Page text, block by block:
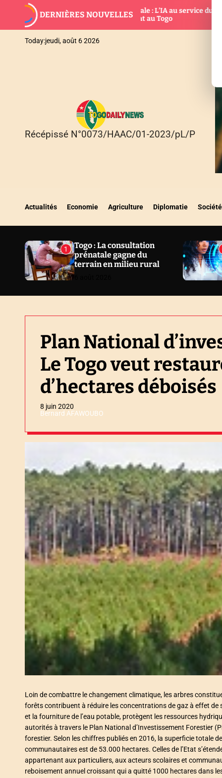
DERNIÈRES NOUVELLES
Banque mondiale : L’IA au service du
développement au Togo
Bonne
Today:jeudi, août 6 2026
T
L
E
W
S
Récépissé N°0073/HAAC/01-2023/pL/P
Actualités Economie Agriculture Diplomatie Société
1
Togo : La consultation
prénatale gagne du
terrain en milieu rural
Plan National
Le Togo veut
d’hectares déboisés
8 juin 2020
Bernard AFAWOUBO
Loin de combattre le changement climatique, les arbres
forêts contribuent à réduire les concentrations de gaz à effet de
et la fourniture de l’eau potable, protègent les ressources
autorités à travers le Plan National d’Investissement Forestier
forestier. Selon les chiffres publiés en 2016, la superficie totale
communautaires est de 53.000 hectares. Celles de l’Etat
appartenant aux particuliers, aux acteurs scolaires et
reboisement annuel croissant qui a quitté 1000 hectares dans